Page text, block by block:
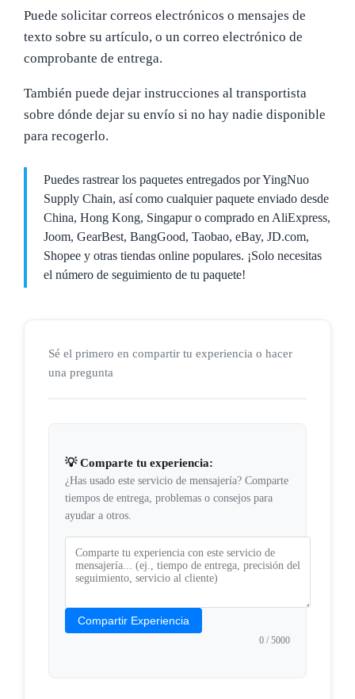
Puede solicitar correos electrónicos o mensajes de
texto sobre su artículo, o un correo electrónico de
comprobante de entrega.
También puede dejar instrucciones al transportista
sobre dónde dejar su envío si no hay nadie disponible
para recogerlo.
Puedes rastrear los paquetes entregados por YingNuo
Supply Chain, así como cualquier paquete enviado desde
China, Hong Kong, Singapur o comprado en AliExpress,
Joom, GearBest, BangGood, Taobao, eBay, JD.com,
Shopee y otras tiendas online populares. ¡Solo necesitas
el número de seguimiento de tu paquete!
Sé el primero en compartir tu experiencia o hacer
una pregunta
💡 Comparte tu experiencia:
¿Has usado este servicio de mensajería? Comparte
tiempos de entrega, problemas o consejos para
ayudar a otros.
Compartir Experiencia
0 / 5000